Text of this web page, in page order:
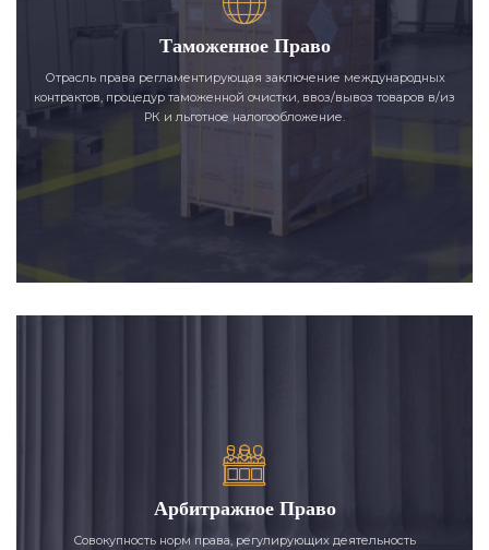
Таможенное Право
Отрасль права регламентирующая заключение международных
контрактов, процедур таможенной очистки, ввоз/вывоз товаров в/из
РК и льготное налогообложение.
Арбитражное Право
Совокупность норм права, регулирующих деятельность